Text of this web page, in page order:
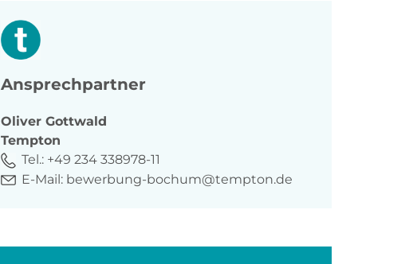
Ansprechpartner
Oliver Gottwald
Tempton
Tel.: +49 234 338978-11
E-Mail: bewerbung-bochum@tempton.de